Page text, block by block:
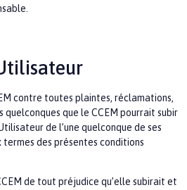
contre toutes plaintes, réclamations,
que le CCEM pourrait subir
de l’une quelconque de ses
des présentes conditions
de tout préjudice qu’elle subirait et